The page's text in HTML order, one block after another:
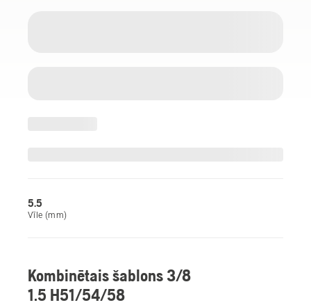
5.5
Vīle (mm)
Kombinētais šablons 3/8
1.5 H51/54/58